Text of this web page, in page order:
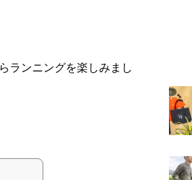
ランニングを楽しみまし